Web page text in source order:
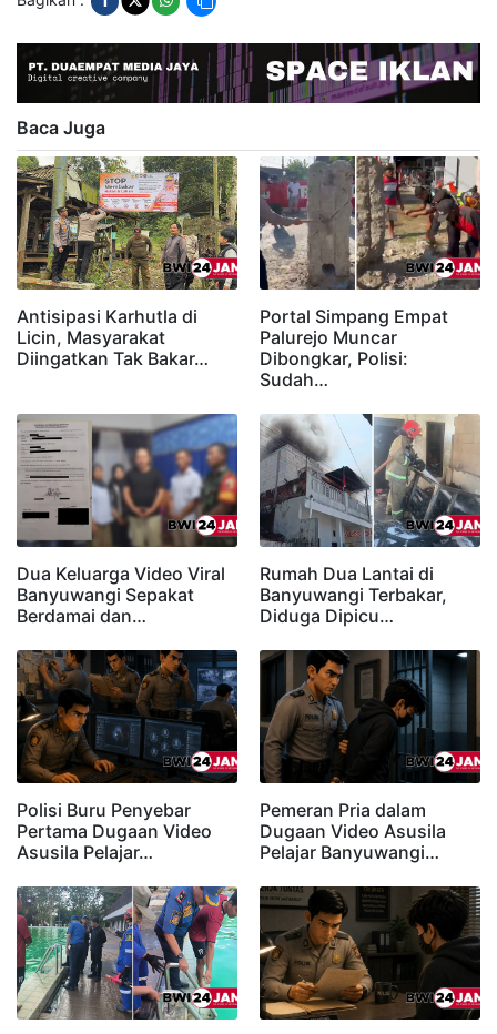
Baca Juga
Antisipasi Karhutla di
Licin, Masyarakat
Diingatkan Tak Bakar…
Portal Simpang Empat
Palurejo Muncar
Dibongkar, Polisi:
Sudah…
Dua Keluarga Video Viral
Banyuwangi Sepakat
Berdamai dan…
Rumah Dua Lantai di
Banyuwangi Terbakar,
Diduga Dipicu…
Polisi Buru Penyebar
Pertama Dugaan Video
Asusila Pelajar…
Pemeran Pria dalam
Dugaan Video Asusila
Pelajar Banyuwangi…